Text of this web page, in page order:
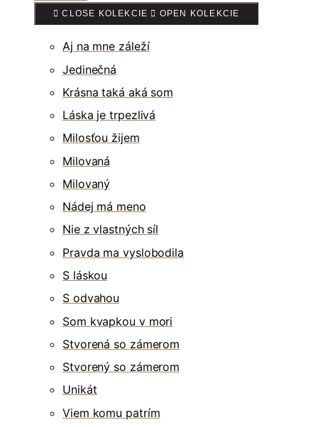
CLOSE KOLEKCIE OPEN KOLEKCIE
Aj na mne záleží
Jedinečná
Krásna taká aká som
Láska je trpezlivá
Milosťou žijem
Milovaná
Milovaný
Nádej má meno
Nie z vlastných síl
Pravda ma vyslobodila
S láskou
S odvahou
Som kvapkou v mori
Stvorená so zámerom
Stvorený so zámerom
Unikát
Viem komu patrím